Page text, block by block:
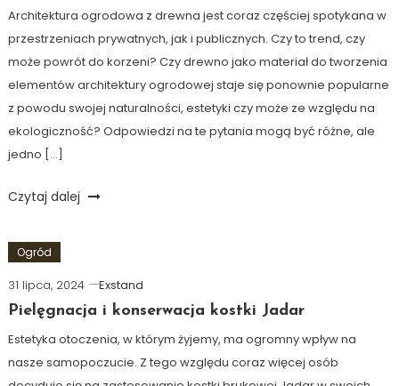
Architektura ogrodowa z drewna jest coraz częściej spotykana w
przestrzeniach prywatnych, jak i publicznych. Czy to trend, czy
może powrót do korzeni? Czy drewno jako materiał do tworzenia
elementów architektury ogrodowej staje się ponownie popularne
z powodu swojej naturalności, estetyki czy może ze względu na
ekologiczność? Odpowiedzi na te pytania mogą być różne, ale
jedno […]
Czytaj dalej
Ogród
31 lipca, 2024
Exstand
Pielęgnacja i konserwacja kostki Jadar
Estetyka otoczenia, w którym żyjemy, ma ogromny wpływ na
nasze samopoczucie. Z tego względu coraz więcej osób